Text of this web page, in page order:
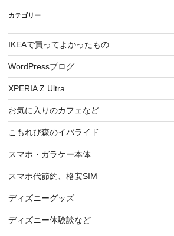
カテゴリー
IKEAで買ってよかったもの
WordPressブログ
XPERIA Z Ultra
お気に入りのカフェなど
こもれび森のイバライド
スマホ・ガラケー本体
スマホ代節約、格安SIM
ディズニーグッズ
ディズニー体験談など